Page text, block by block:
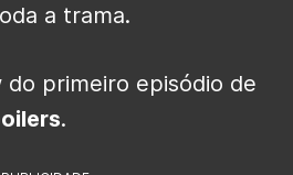
a trama.
do primeiro episódio de
.